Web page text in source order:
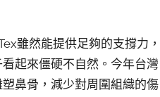
雖然能提供足夠的支撐力，
起來僵硬不自然。今年台灣
鼻骨，減少對周圍組織的傷